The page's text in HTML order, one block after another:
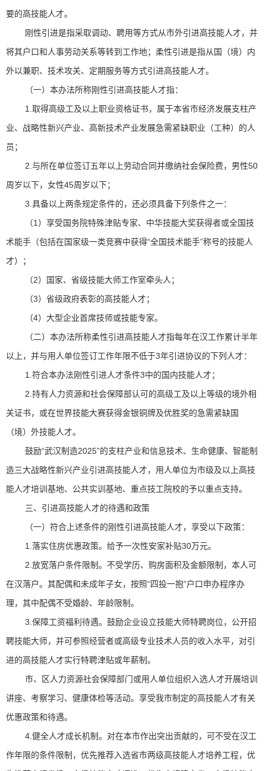
要的高技能人才。
刚性引进是指采取调动、聘用等方式从市外引进高技能人才，并
将其户口和人事劳动关系等转到工作地；柔性引进是指从国（境）内
外以兼职、技术攻关、定期服务等方式引进高技能人才。
（一）本办法所称刚性引进高技能人才指：
1.取得高级工及以上职业资格证书，属于本省市经济发展支柱产
业、战略性新兴产业、高新技术产业发展急需紧缺职业（工种）的人
员；
2.与所在单位签订五年以上劳动合同并缴纳社会保险费，男性50
周岁以下，女性45周岁以下；
3.具备以上两条规定条件的，还必须具备下列条件之一：
（1）享受国务院特殊津贴专家、中华技能大奖获得者或全国技
术能手（包括在国家级一类竞赛中获得“全国技术能手”称号的技能人
才）；
（2）国家、省级技能大师工作室牵头人；
（3）省级政府表彰的高技能人才；
（4）大型企业首席技师或技能专家。
（二）本办法所称柔性引进高技能人才指每年在汉工作累计半年
以上，并与用人单位签订工作年限不低于3年引进协议的下列人才：
1.符合本办法刚性引进人才条件3中的国内技能人才；
2.持有人力资源和社会保障部认可的高级工及以上等级的境外相
关证书，或在世界技能大赛获得金银铜牌及优胜奖的急需紧缺国
（境）外技能人才。
鼓励“武汉制造2025”的支柱产业和信息技术、生命健康、智能制
造三大战略性新兴产业引进高技能人才，用人单位为市级及以上高技
能人才培训基地、公共实训基地、重点技工院校的予以重点支持。
三、引进高技能人才的待遇和政策
（一）符合上述条件的刚性引进高技能人才，享受以下政策：
1.落实住房优惠政策。给予一次性安家补贴30万元。
2.放宽落户条件限制。不受学历、购房面积及金额限制，本人可
在汉落户。其配偶和未成年子女，按照“四投一抱”户口申办程序办
理，其中配偶不受婚龄、年龄限制。
3.保障工资福利待遇。鼓励企业设立技能大师特聘岗位，公开招
聘技能大师，并可参照经营者或高级专业技术人员的收入水平，对引
进的高技能人才实行特聘津贴或年薪制。
市、区人力资源社会保障部门或用人单位组织入选人才开展培训
讲座、考察学习、健康体检等活动。享受我市制定的高技能人才有关
优惠政策和待遇。
4.健全人才成长机制。对在本市作出突出贡献的，可不受在汉工
作年限的条件限制，优先推荐入选省市两级高技能人才培养工程，优